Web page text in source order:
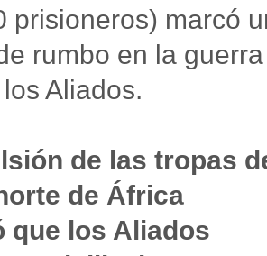
prisioneros) marcó
rumbo en la
Aliados.
de las tropas
de África
que los Aliados